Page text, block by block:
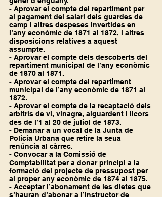
- Aprovar el compte del repartiment per
al pagament del salari dels guardes de
camp i altres despeses invertides en
l’any econòmic de 1871 al 1872, i altres
disposicions relatives a aquest
assumpte.
- Aprovar el compte dels descoberts del
repartiment municipal de l’any econòmic
de 1870 al 1871.
- Aprovar el compte del repartiment
municipal de l’any econòmic de 1871 al
1872.
- Aprovar el compte de la recaptació dels
arbitris de vi, vinagre, aiguardent i licors
des de l’1 al 20 de juliol de 1873.
- Demanar a un vocal de la Junta de
Policia Urbana que retire la seua
renúncia al càrrec.
- Convocar a la Comissió de
Comptabilitat per a donar principi a la
formació del projecte de pressupost per
al proper any econòmic de 1874 al 1875.
- Acceptar l’abonament de les dietes que
s’hauran d’abonar a l’instructor de